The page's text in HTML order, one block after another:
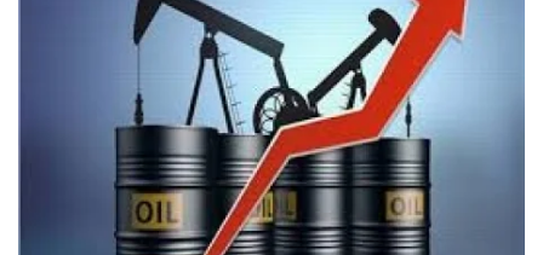
إتصل بنا
أخبار مصر
اقتصاد وأموال